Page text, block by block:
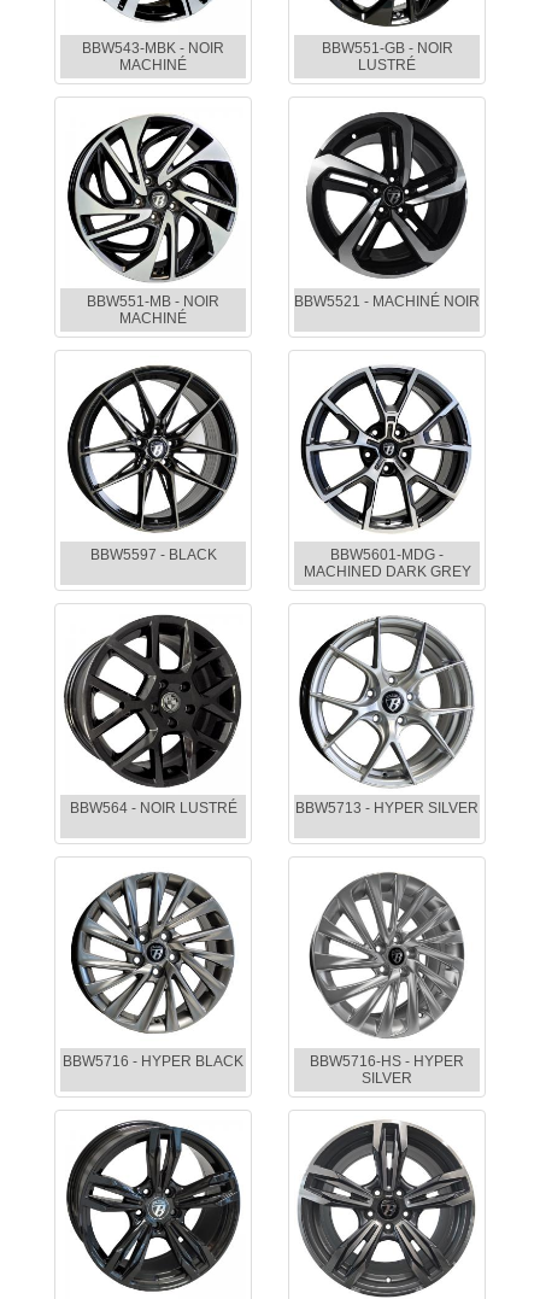
BBW543-MBK - NOIR
MACHINÉ
BBW551-GB - NOIR
LUSTRÉ
BBW551-MB - NOIR
MACHINÉ
BBW5521 - MACHINÉ NOIR
BBW5597 - BLACK
BBW5601-MDG -
MACHINED DARK GREY
BBW564 - NOIR LUSTRÉ BBW5713 - HYPER SILVER
BBW5716 - HYPER BLACK
BBW5716-HS - HYPER
SILVER